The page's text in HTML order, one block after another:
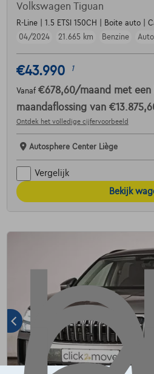
Volkswagen Tiguan
R-Line | 1.5 ETSI 150CH | Boite auto |
04/2024
21.665 km Benzine
€43.990 1
Vanaf €678,60/maand met een
maandaflossing van
Ontdek het volledige cijfervoorbeeld
Autosphere Center Liège
Vergelijk
Bekijk